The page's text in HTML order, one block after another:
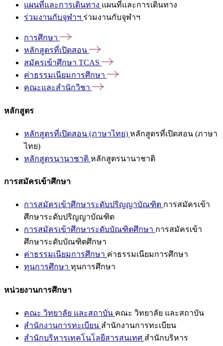
แผนที่และการเดินทาง แผนที่และการเดินทาง
ร่วมงานกับจุฬาฯ ร่วมงานกับจุฬาฯ
การศึกษา
หลักสูตรที่เปิดสอน
สมัครเข้าศึกษา TCAS
ค่าธรรมเนียมการศึกษา
คณะและสำนักวิชา
หลักสูตร
หลักสูตรที่เปิดสอน (ภาษาไทย) หลักสูตรที่เปิดสอน (ภาษา
ไทย)
หลักสูตรนานาชาติ หลักสูตรนานาชาติ
การสมัครเข้าศึกษา
การสมัครเข้าศึกษาระดับปริญญาบัณฑิต การสมัครเข้า
ศึกษาระดับปริญญาบัณฑิต
การสมัครเข้าศึกษาระดับบัณฑิตศึกษา การสมัครเข้า
ศึกษาระดับบัณฑิตศึกษา
ค่าธรรมเนียมการศึกษา ค่าธรรมเนียมการศึกษา
ทุนการศึกษา ทุนการศึกษา
หน่วยงานการศึกษา
คณะ วิทยาลัย และสถาบัน คณะ วิทยาลัย และสถาบัน
สำนักงานการทะเบียน สำนักงานการทะเบียน
สำนักบริหารเทคโนโลยีสารสนเทศ สำนักบริหาร